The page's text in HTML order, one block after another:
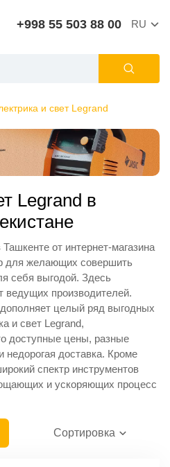
+998 55 503 88 00 RU
и свет Legrand
Legrand в
от интернет-магазина
для желающих совершить
себя выгодой. Здесь
ведущих производителей.
дополняет целый ряд выгодных
и свет Legrand,
доступные цены, разные
доставка. Кроме
спектр инструментов
и ускоряющих процесс
Сортировка